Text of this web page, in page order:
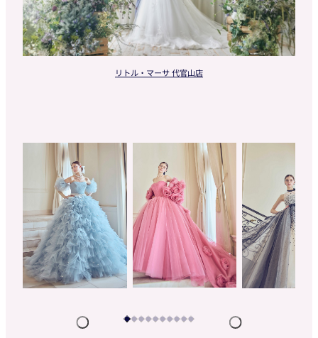
リトル・マーサ 代官山店